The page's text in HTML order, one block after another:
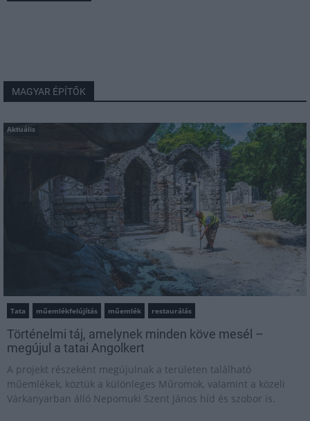
MAGYAR ÉPÍTŐK
Aktuális
Tata műemlékfelújítás műemlék restaurálás
Történelmi táj, amelynek minden köve mesél –
megújul a tatai Angolkert
A projekt részeként megújulnak a területen található
műemlékek, köztük a különleges Műromok, valamint a közeli
Várkanyarban álló Nepomuki Szent János híd és szobor is.